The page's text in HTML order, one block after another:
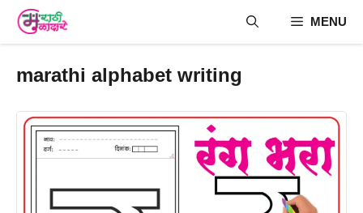
content
MENU
marathi alphabet writing